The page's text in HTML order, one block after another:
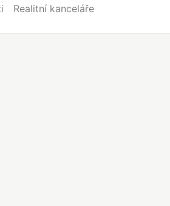
Realitní kanceláře